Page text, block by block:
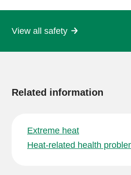
View all safety
Related information
Extreme heat
Heat-related health